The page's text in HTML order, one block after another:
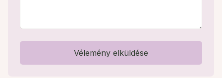
Vélemény elküldése